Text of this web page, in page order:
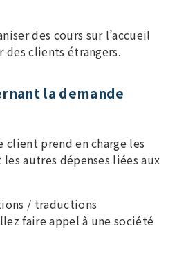
des cours sur l’accueil
clients étrangers.
la demande
client prend en charge les
autres dépenses liées aux
/ traductions
faire appel à une société